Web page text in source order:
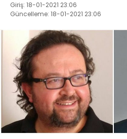
Giriş: 18-01-2021 23:06
Güncelleme: 18-01-2021 23:06